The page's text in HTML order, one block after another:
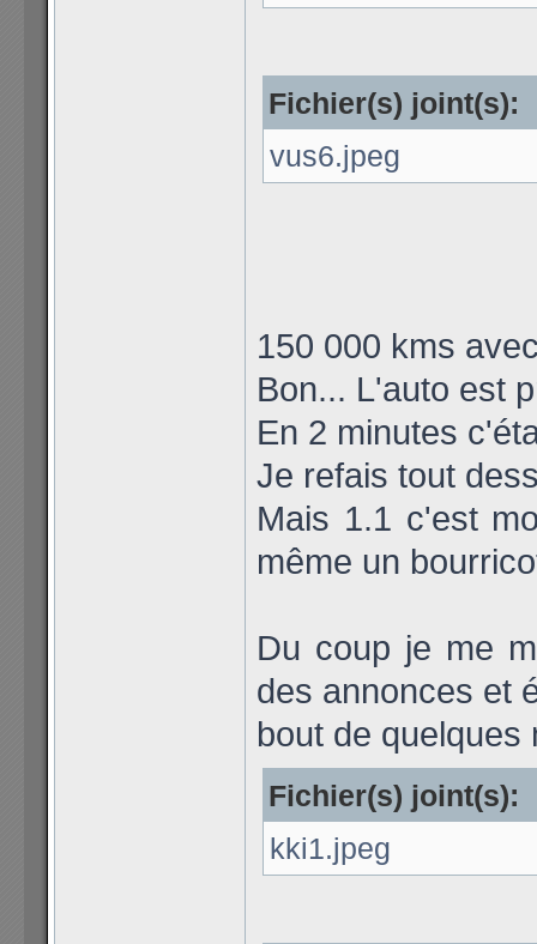
Fichier(s) joint(s):
vus6.jpeg
150 000 kms
Bon... L'auto est
En 2 minutes
Je refais tout
Mais 1.1 c'est
même un
Du coup je me
des annonces et
bout de quelques
Fichier(s) joint(s):
kki1.jpeg